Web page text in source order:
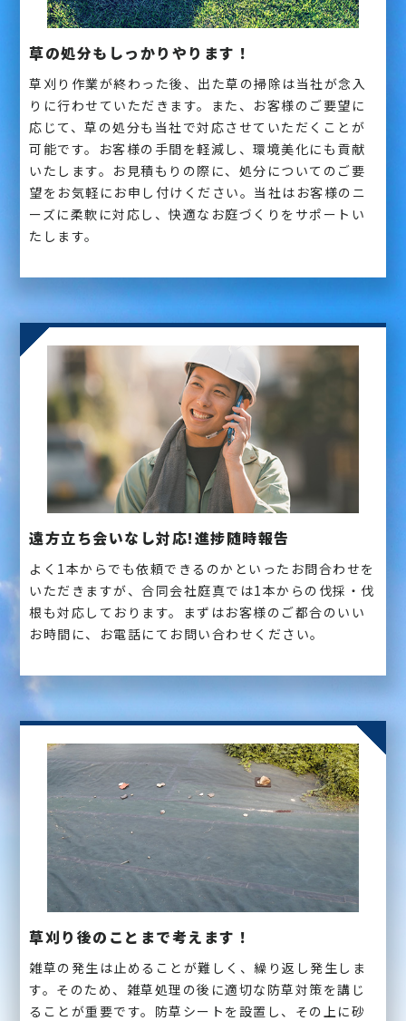
草の処分もしっかりやります！
草刈り作業が終わった後、出た草の掃除は当社が念入
りに行わせていただきます。また、お客様のご要望に
応じて、草の処分も当社で対応させていただくことが
可能です。お客様の手間を軽減し、環境美化にも貢献
いたします。お見積もりの際に、処分についてのご要
望をお気軽にお申し付けください。当社はお客様のニ
ーズに柔軟に対応し、快適なお庭づくりをサポートい
たします。
遠方立ち会いなし対応!進捗随時報告
よく1本からでも依頼できるのかといったお問合わせを
いただきますが、合同会社庭真では1本からの伐採・伐
根も対応しております。まずはお客様のご都合のいい
お時間に、お電話にてお問い合わせください。
草刈り後のことまで考えます！
雑草の発生は止めることが難しく、繰り返し発生しま
す。そのため、雑草処理の後に適切な防草対策を講じ
ることが重要です。防草シートを設置し、その上に砂